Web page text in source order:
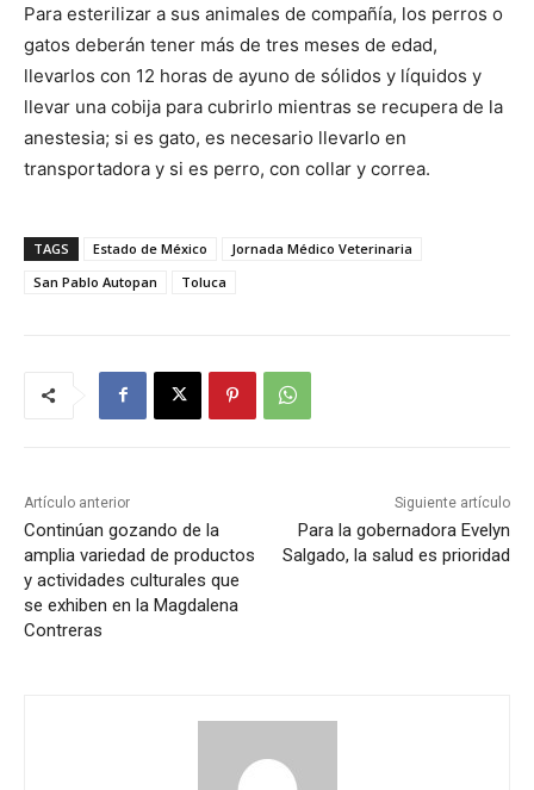
Para esterilizar a sus animales de compañía, los perros o
gatos deberán tener más de tres meses de edad,
llevarlos con 12 horas de ayuno de sólidos y líquidos y
llevar una cobija para cubrirlo mientras se recupera de la
anestesia; si es gato, es necesario llevarlo en
transportadora y si es perro, con collar y correa.
TAGS Estado de México
Jornada Médico Veterinaria
San Pablo Autopan
Toluca
Artículo anterior
Continúan gozando de la
amplia variedad de productos
y actividades culturales que
se exhiben en la Magdalena
Contreras
Siguiente artículo
Para la gobernadora Evelyn
Salgado, la salud es prioridad